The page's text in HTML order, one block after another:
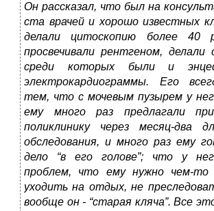
Он рассказал, что был на
ста врачей и хорошо известных
делали цитоскопию более 40
просвечивали рентгеном, делали
среди которых были и
электрокардиограммы. Его
тем, что с мочевым пузырем у
ему много раз предлагали
поликлинику через месяц-два
обследования, и много раз ему
дело “в его голове”; что у
проблем, что ему нужно чем-то
уходить на отдых, не
вообще он - “старая кляча”. Все